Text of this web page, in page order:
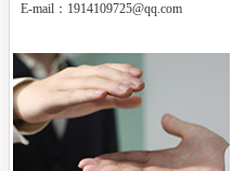
E-mail： 1914109725@qq.com